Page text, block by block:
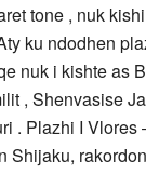
tone , nuk
ku ndodhen
nuk i kishte as
, Shenvasise
. Plazhi I Vlores
Shijaku,